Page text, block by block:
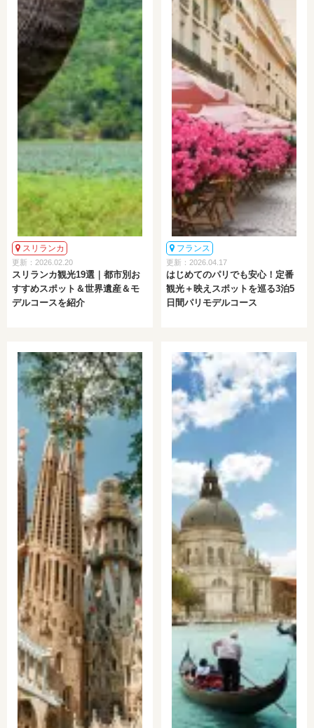
スリランカ
更新：2026.02.20
スリランカ観光19選｜都市別お
すすめスポット＆世界遺産＆モ
デルコースを紹介
フランス
更新：2026.04.17
はじめてのパリでも安心！定番
観光＋映えスポットを巡る3泊5
日間パリモデルコース